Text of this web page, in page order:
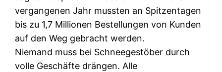
vergangenen Jahr mussten an Spitzentagen
bis zu 1,7 Millionen Bestellungen von Kunden
auf den Weg gebracht werden.
Niemand muss bei Schneegestöber durch
volle Geschäfte drängen. Alle